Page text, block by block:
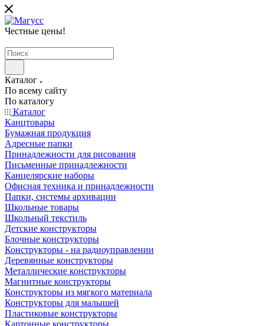
Честные цены!
Каталог
По всему сайту
По каталогу
Каталог
Канцтовары
Бумажная продукция
Адресные папки
Принадлежности для рисования
Письменные принадлежности
Канцелярские наборы
Офисная техника и принадлежности
Папки, системы архивации
Школьные товары
Школьный текстиль
Детские конструкторы
Блочные конструкторы
Конструкторы - на радиоуправлении
Деревянные конструкторы
Металлические конструкторы
Магнитные конструкторы
Конструкторы из мягкого материала
Конструкторы для малышей
Пластиковые конструкторы
Картонные конструкторы